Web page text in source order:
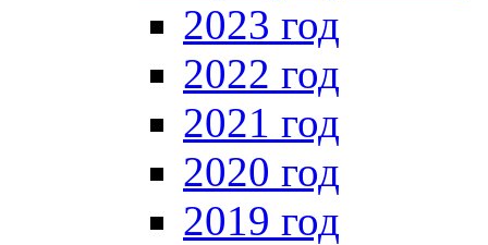
2023 год
2022 год
2021 год
2020 год
2019 год